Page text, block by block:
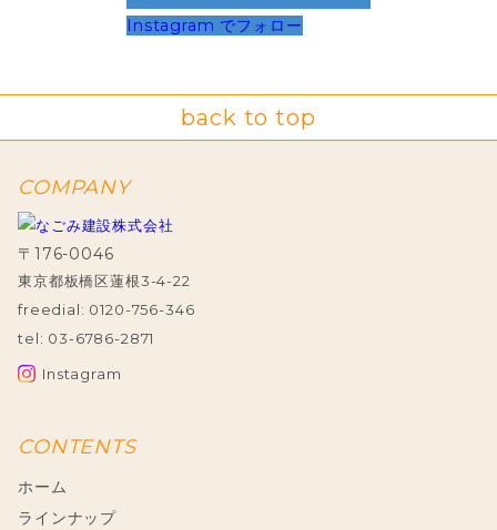
Instagram でフォロー
COMPANY
〒176-0046
東京都板橋区蓮根3-4-22
freedial: 0120-756-346
tel: 03-6786-2871
Instagram
CONTENTS
ホーム
ラインナップ